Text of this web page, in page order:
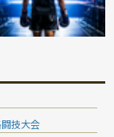
技大会